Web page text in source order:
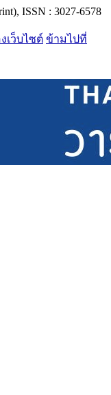
ISSN : 3027-6578
เว็บไซต์ ข้ามไปที่